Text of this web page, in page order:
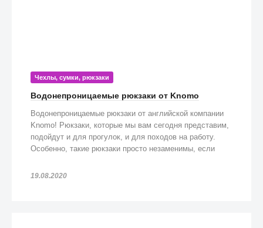
Чехлы, сумки, рюкзаки
Водонепроницаемые рюкзаки от Knomo
Водонепроницаемые рюкзаки от английской компании
Knomo! Рюкзаки, которые мы вам сегодня представим,
подойдут и для прогулок, и для походов на работу.
Особенно, такие рюкзаки просто незаменимы, если
19.08.2020